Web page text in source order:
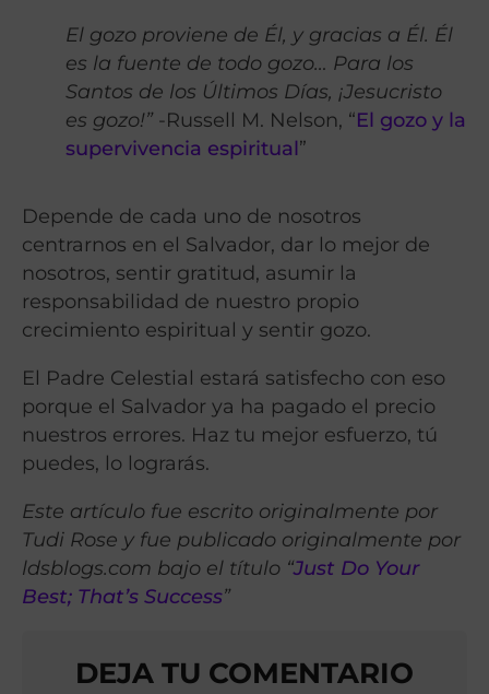
El gozo proviene de Él, y gracias a Él. Él
es la fuente de todo gozo… Para los
Santos de los Últimos Días, ¡Jesucristo
es gozo!”-Russell M. Nelson, “El gozo y la
supervivencia espiritual”
Depende de cada uno de nosotros
centrarnos en el Salvador, dar lo mejor de
nosotros, sentir gratitud, asumir la
responsabilidad de nuestro propio
crecimiento espiritual y sentir gozo.
El Padre Celestial estará satisfecho con eso
porque el Salvador ya ha pagado el precio
nuestros errores. Haz tu mejor esfuerzo, tú
puedes, lo lograrás.
Este artículo fue escrito originalmente por
Tudi Rose y fue publicado originalmente por
ldsblogs.com bajo el título “Just Do Your
Best; That’s Success”
DEJA TU COMENTARIO